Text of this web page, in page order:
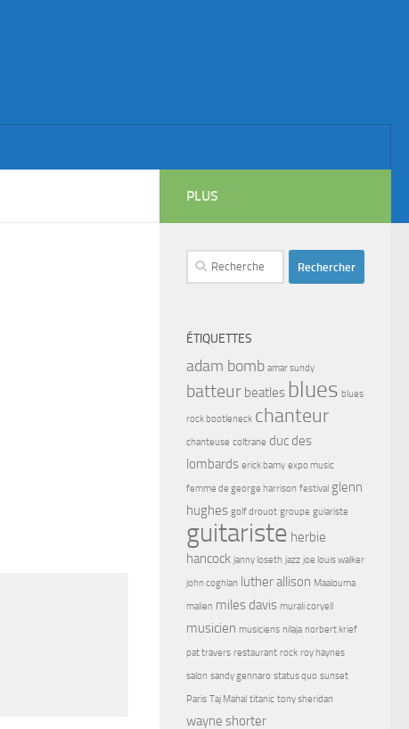
PLUS
Rechercher :
ÉTIQUETTES
adam bomb amar sundy
batteur beatles blues blues
rock bootleneck chanteur
chanteuse coltrane duc des
lombards erick bamy expo music
femme de george harrison festival glenn
hughes golf drouot groupe guiariste
guitariste herbie
hancock janny loseth jazz joe louis walker
john coghlan luther allison Maalouma
malien miles davis murali coryell
musicien musiciens nilaja norbert krief
pat travers restaurant rock roy haynes
salon sandy gennaro status quo sunset
Paris Taj Mahal titanic tony sheridan
wayne shorter